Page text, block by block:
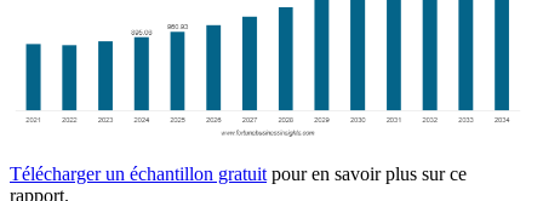
Télécharger un échantillon gratuit pour en savoir plus sur ce
rapport.